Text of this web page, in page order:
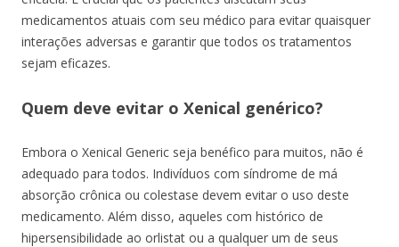
medicamentos atuais com seu médico para evitar quaisquer
interações adversas e garantir que todos os tratamentos
sejam eficazes.
Quem deve evitar o Xenical genérico?
Embora o Xenical Generic seja benéfico para muitos, não é
adequado para todos. Indivíduos com síndrome de má
absorção crônica ou colestase devem evitar o uso deste
medicamento. Além disso, aqueles com histórico de
hipersensibilidade ao orlistat ou a qualquer um de seus